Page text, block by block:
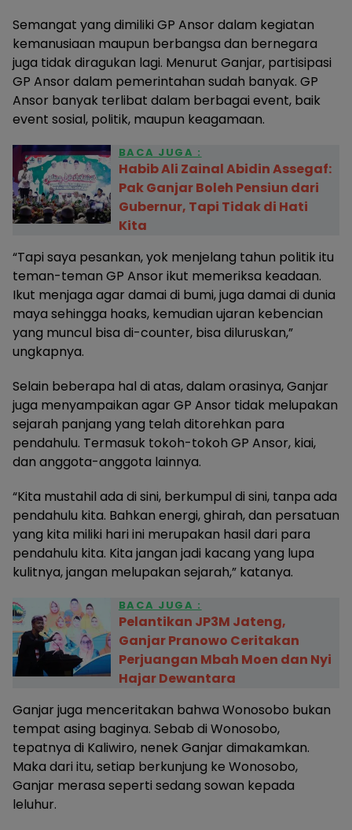
Semangat yang dimiliki GP Ansor dalam kegiatan
kemanusiaan maupun berbangsa dan bernegara
juga tidak diragukan lagi. Menurut Ganjar, partisipasi
GP Ansor dalam pemerintahan sudah banyak. GP
Ansor banyak terlibat dalam berbagai event, baik
event sosial, politik, maupun keagamaan.
BACA JUGA :
Habib Ali Zainal Abidin Assegaf:
Pak Ganjar Boleh Pensiun dari
Gubernur, Tapi Tidak di Hati
Kita
“Tapi saya pesankan, yok menjelang tahun politik itu
teman-teman GP Ansor ikut memeriksa keadaan.
Ikut menjaga agar damai di bumi, juga damai di dunia
maya sehingga hoaks, kemudian ujaran kebencian
yang muncul bisa di-counter, bisa diluruskan,”
ungkapnya.
Selain beberapa hal di atas, dalam orasinya, Ganjar
juga menyampaikan agar GP Ansor tidak melupakan
sejarah panjang yang telah ditorehkan para
pendahulu. Termasuk tokoh-tokoh GP Ansor, kiai,
dan anggota-anggota lainnya.
“Kita mustahil ada di sini, berkumpul di sini, tanpa ada
pendahulu kita. Bahkan energi, ghirah, dan persatuan
yang kita miliki hari ini merupakan hasil dari para
pendahulu kita. Kita jangan jadi kacang yang lupa
kulitnya, jangan melupakan sejarah,” katanya.
BACA JUGA :
Pelantikan JP3M Jateng,
Ganjar Pranowo Ceritakan
Perjuangan Mbah Moen dan Nyi
Hajar Dewantara
Ganjar juga menceritakan bahwa Wonosobo bukan
tempat asing baginya. Sebab di Wonosobo,
tepatnya di Kaliwiro, nenek Ganjar dimakamkan.
Maka dari itu, setiap berkunjung ke Wonosobo,
Ganjar merasa seperti sedang sowan kepada
leluhur.